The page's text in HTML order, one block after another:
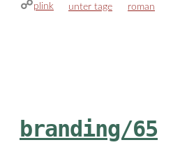
plink kategorien
unter tage schlagwörter
roman
branding/65